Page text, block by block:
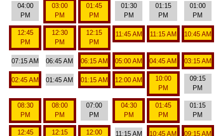
04:00
PM
03:00
PM
01:45
PM
01:30
PM
01:15
PM
01:00
PM
12:45
PM
12:30
PM
12:15
PM
11:45 AM 11:15 AM 10:45 AM
07:15 AM 06:45 AM 06:15 AM 05:00 AM 04:45 AM 03:15 AM
02:45 AM 01:45 AM 01:15 AM 12:00 AM
10:00
PM
09:15
PM
08:30
PM
08:00
PM
07:00
PM
04:30
PM
01:45
PM
01:15
PM
12:45
12:15
12:00
11:15 AM 10:45 AM 09:15 AM